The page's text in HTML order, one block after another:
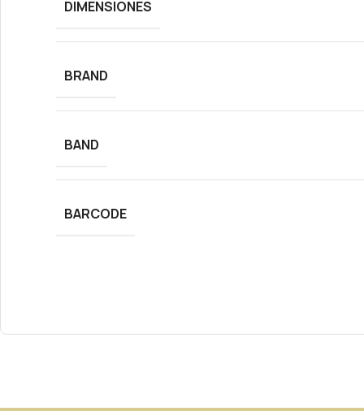
DIMENSIONES
BRAND
BAND
BARCODE